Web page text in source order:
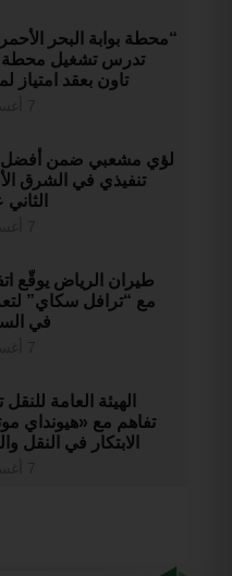
“محطة بوابة البحر
تدرس تشغيل محطة
تاون بعقد امتياز لمدة 25
تنفيذي في الشرق
طيران الرياض يوقّع
مع “ترافل سكاي”
في
الهيئة العامة
تفاهم مع «هيونداي
الابتكار في النقل